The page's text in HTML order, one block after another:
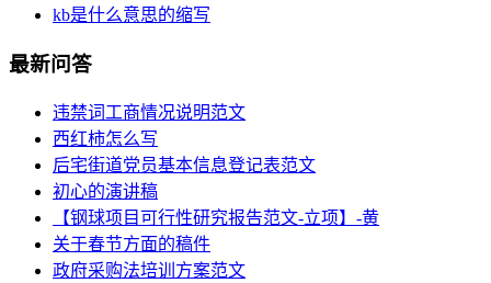
kb是什么意思的缩写
最新问答
违禁词工商情况说明范文
西红柿怎么写
后宅街道党员基本信息登记表范文
初心的演讲稿
【钢球项目可行性研究报告范文-立项】-黄
关于春节方面的稿件
政府采购法培训方案范文